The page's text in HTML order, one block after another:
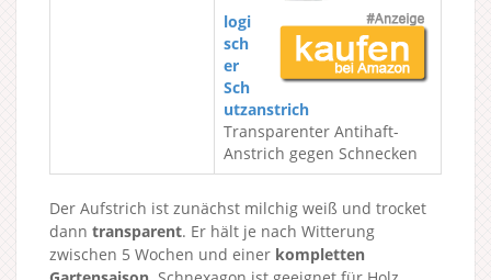
logi
sch
er
Sch
utzanstrich
Transparenter Antihaft-
Anstrich gegen Schnecken
Der Aufstrich ist zunächst milchig weiß und trocket
dann transparent. Er hält je nach Witterung
zwischen 5 Wochen und einer kompletten